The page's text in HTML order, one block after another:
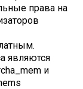
права на
являются
и